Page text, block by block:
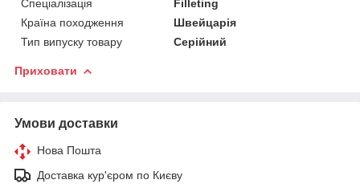
Спеціалізація
Filleting
Країна походження
Швейцарія
Тип випуску товару
Серійний
Приховати
Умови доставки
Нова Пошта
Доставка кур'єром по Києву